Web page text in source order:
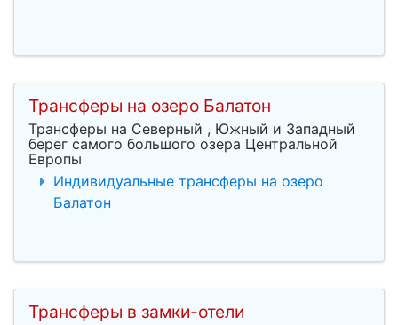
Трансферы на озеро Балатон
Трансферы на Северный , Южный и Западный
берег самого большого озера Центральной
Европы
Индивидуальные трансферы на озеро
Балатон
Трансферы в замки-отели